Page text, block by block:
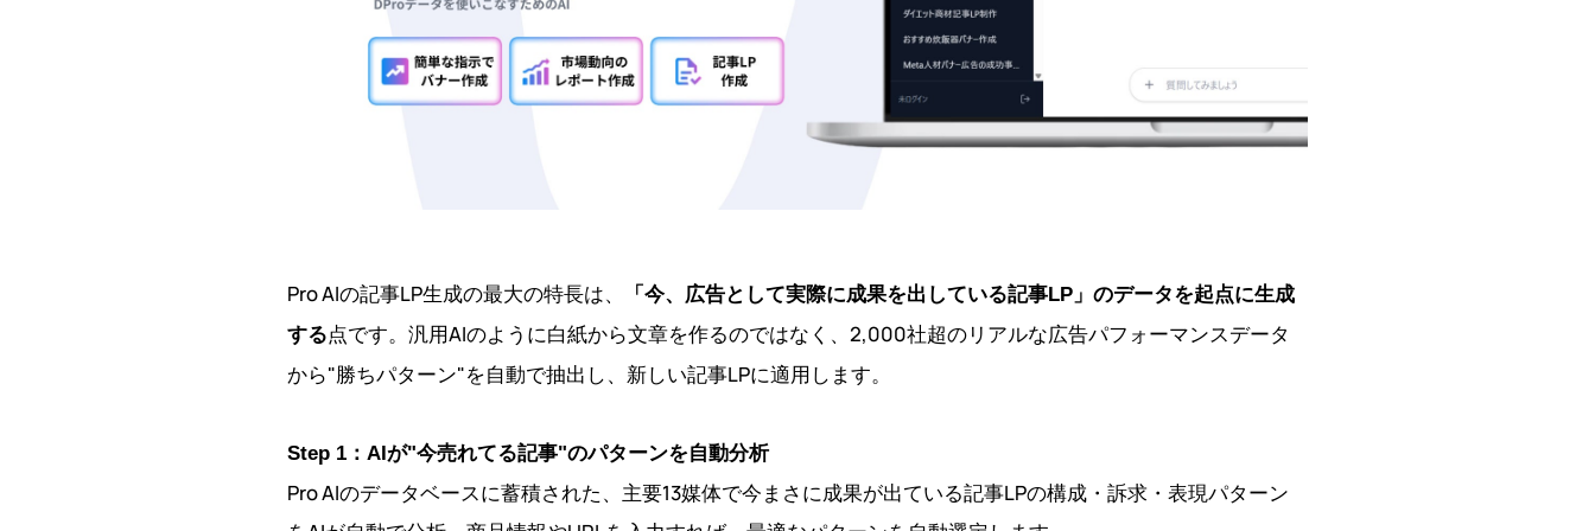
Pro AIの記事LP生成の最大の特長は、
「今、広告として実際に成果を出している記事LP」のデータを起点に生成
する点です。汎用AIのように白紙から文章を作るのではなく、2,000社超のリアルな広告パフォーマンスデータ
から"勝ちパターン"を自動で抽出し、新しい記事LPに適用します。
Step 1：AIが"今売れてる記事"のパターンを自動分析
Pro AIのデータベースに蓄積された、主要13媒体で今まさに成果が出ている記事LPの構成・訴求・表現パターン